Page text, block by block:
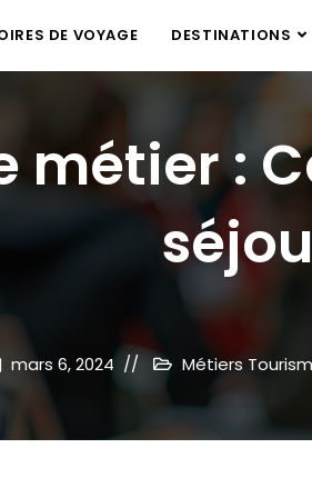
DE VOYAGE DESTINATIONS
métier :
mars 6, 2024 Métiers